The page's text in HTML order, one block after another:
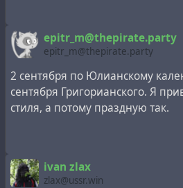
Сын Виктор — директор
вопросам российского
Ковальчук, Юрий
совладелец и председатель
банка «Россия», совладелец
медиагруппы» («Первый
государственного
epitr_m@thepirate.party
epitr_m@thepirate.party
2 сентября по Юлианскому
сентября Григорианского. Я
стиля, а потому праздную так.
ivan zlax
zlax@ussr.win